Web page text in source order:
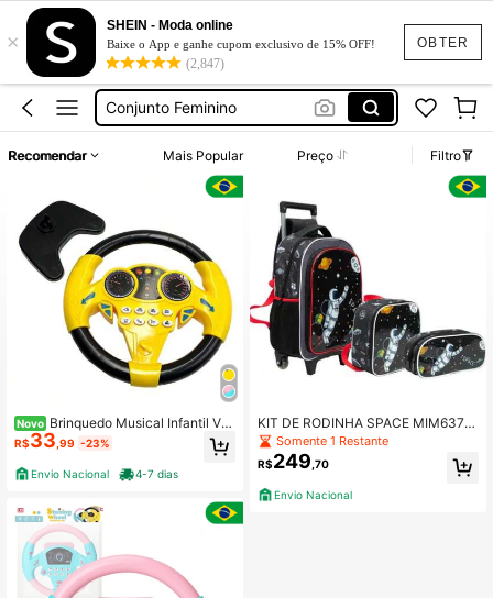
OBTER
×
SHEIN - Moda online
Baixe o App e ganhe cupom exclusivo de 15% OFF!
(2,847)
Calça Jeans Feminina
Vestido Feminino
Conjunto Feminino
Calça Jeans Feminina
Recomendar Mais Popular Preço Filtro
Novo Brinquedo Musical Infantil Vol
ante Educativo Com Ventosas Sons
e Luzes
R$33 ,99 -23%
Envio Nacional 4-7 dias
KIT DE RODINHA SPACE MIM6372
-C YEPP
Somente 1 Restante
R$249 ,70
Envio Nacional